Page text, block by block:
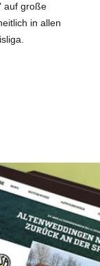
auf große
in allen